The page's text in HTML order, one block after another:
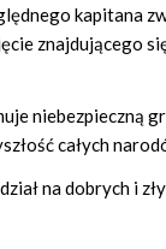
kapitana
znajdującego
niebezpieczną
całych
na dobrych i